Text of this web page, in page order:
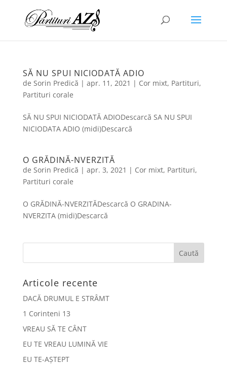
SĂ NU SPUI NICIODATĂ ADIO
de Sorin Predică | apr. 11, 2021 | Cor mixt, Partituri,
Partituri corale
SĂ NU SPUI NICIODATĂ ADIODescarcă SA NU SPUI
NICIODATA ADIO (midi)Descarcă
O GRĂDINĂ-NVERZITĂ
de Sorin Predică | apr. 3, 2021 | Cor mixt, Partituri,
Partituri corale
O GRĂDINĂ-NVERZITĂDescarcă O GRADINA-
NVERZITA (midi)Descarcă
Articole recente
DACĂ DRUMUL E STRÂMT
1 Corinteni 13
VREAU SĂ TE CÂNT
EU TE VREAU LUMINĂ VIE
EU TE-AȘTEPT